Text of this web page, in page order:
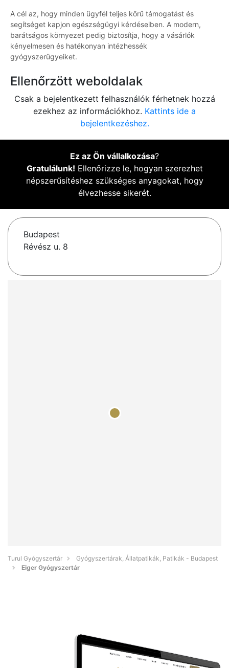
A cél az, hogy minden ügyfél teljes körű támogatást és
segítséget kapjon egészségügyi kérdéseiben. A modern,
barátságos környezet pedig biztosítja, hogy a vásárlók
kényelmesen és hatékonyan intézhessék
gyógyszerügyeiket.
Ellenőrzött weboldalak
Csak a bejelentkezett felhasználók férhetnek hozzá
ezekhez az információkhoz. Kattints ide a
bejelentkezéshez.
Ez az Ön vállalkozása?
Gratulálunk! Ellenőrizze le, hogyan szerezhet
népszerűsítéshez szükséges anyagokat, hogy
élvezhesse sikerét.
Budapest
Révész u. 8
Turul Gyógyszertár
Gyógyszertárak, Állatpatikák, Patikák - Budapest
Eiger Gyógyszertár